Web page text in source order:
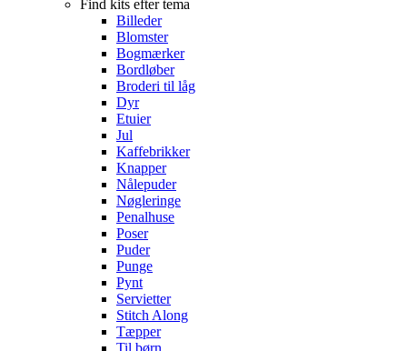
Find kits efter tema
Billeder
Blomster
Bogmærker
Bordløber
Broderi til låg
Dyr
Etuier
Jul
Kaffebrikker
Knapper
Nålepuder
Nøgleringe
Penalhuse
Poser
Puder
Punge
Pynt
Servietter
Stitch Along
Tæpper
Til børn